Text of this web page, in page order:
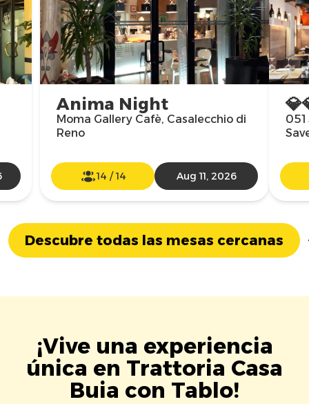
Anima Night
Moma Gallery Cafè, Casalecchio di
Reno
14 /14 Aug 11, 2026
051
Descubre todas las mesas cercanas
¡Vive una experiencia
única en Trattoria Casa
Buia con Tablo!